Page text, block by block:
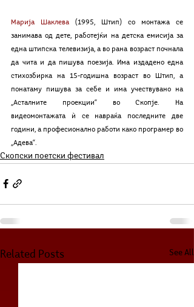
Марија Шаклева (1995, Штип) со монтажа се
занимава од дете, работејќи на детска емисија за
една штипска телевизија, а во рана возраст почнала
да чита и да пишува поезија. Има издадено една
стихозбирка на 15-годишна возраст во Штип, а
понатаму пишува за себе и има учествувано на
„Асталните проекции“ во Скопје. На
видеомонтажата ѝ се навраќа последните две
години, а професионално работи како програмер во
„Адева“.
Скопски поетски фестивал
Related Posts See All